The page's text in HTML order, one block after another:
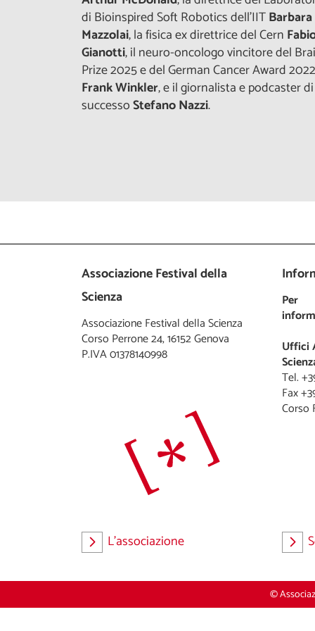
di Bioinspired Soft Robotics dell’IITBarbara
Mazzolai, la fisica ex direttrice del Cern
Gianotti, il neuro-oncologo vincitore del
Prize 2025 e del German Cancer Award 2022
Frank Winkler, e il giornalista e podcaster di
successoStefano Nazzi.
Associazione Festival della
Scienza
Associazione Festival della Scienza
Corso Perrone 24, 16152 Genova
P.IVA 01378140998
L'associazione
Per
Uffici
Tel.
Fax
©